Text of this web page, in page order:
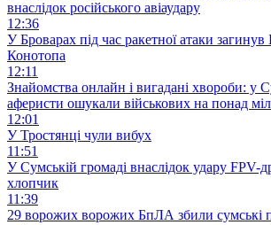
внаслідок російського авіаудару
12:36
У Броварах під час ракетної атаки
Конотопа
12:11
Знайомства онлайн і вигадані хвороби: у
аферисти ошукали військових на понад
12:01
У Тростянці чули вибух
11:51
У Сумській громаді внаслідок удару FPV-
хлопчик
11:39
29 ворожих ворожих БпЛА збили сумські